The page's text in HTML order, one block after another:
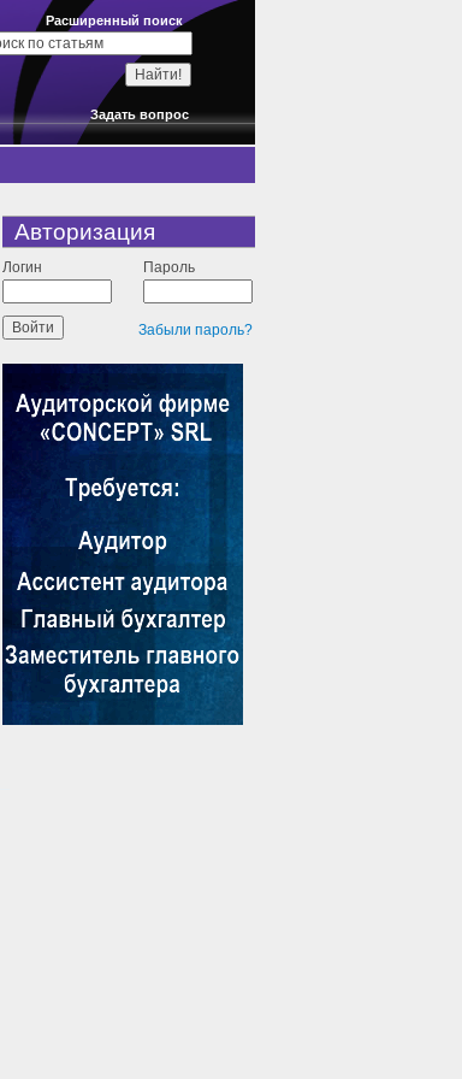
Расширенный поиск
Задать вопрос
Авторизация
Логин Пароль
Забыли пароль?